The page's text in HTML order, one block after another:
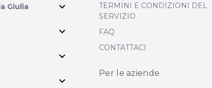
Giulia expand_more
expand_more
expand_more
expand_more
TERMINI E CONDIZIONI DEL
SERVIZIO
FAQ
CONTATTACI
Per le aziende